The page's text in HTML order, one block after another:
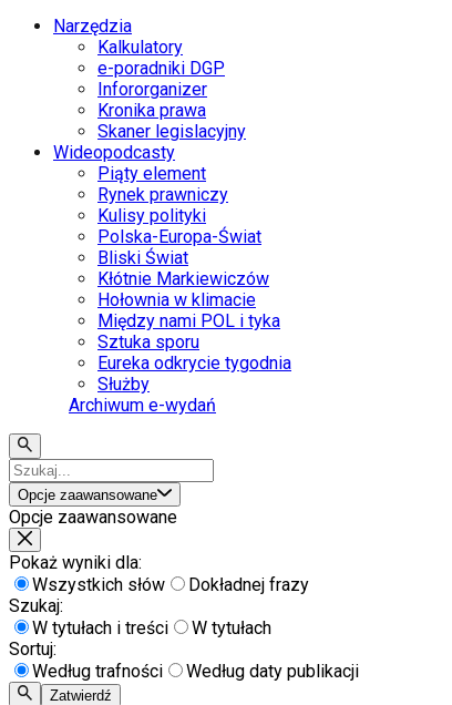
Narzędzia
Kalkulatory
e-poradniki DGP
Infororganizer
Kronika prawa
Skaner legislacyjny
Wideopodcasty
Piąty element
Rynek prawniczy
Kulisy polityki
Polska-Europa-Świat
Bliski Świat
Kłótnie Markiewiczów
Hołownia w klimacie
Między nami POL i tyka
Sztuka sporu
Eureka odkrycie tygodnia
Służby
Archiwum e-wydań
Opcje zaawansowane
Opcje zaawansowane
Pokaż wyniki dla:
Wszystkich słów
Dokładnej frazy
Szukaj:
W tytułach i treści
W tytułach
Sortuj:
Według trafności
Według daty publikacji
Zatwierdź